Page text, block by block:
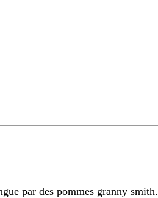
par des pommes granny smith.